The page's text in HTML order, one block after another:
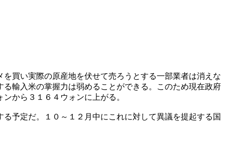
買い実際の原産地を伏せて売ろうとする一部業者は消えな
輸入米の掌握力は弱めることができる。このため現在政府
から３１６４ウォンに上がる。
予定だ。１０～１２月中にこれに対して異議を提起する国